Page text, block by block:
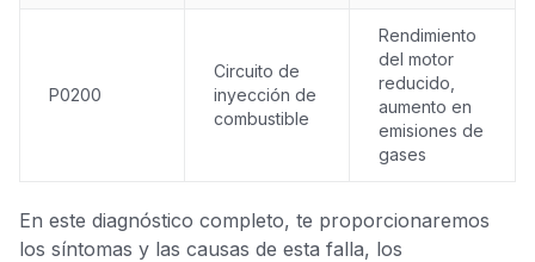
P0200
Circuito de
inyección de
combustible
Rendimiento
del motor
reducido,
aumento en
emisiones de
gases
En este diagnóstico completo, te proporcionaremos
los síntomas y las causas de esta falla, los